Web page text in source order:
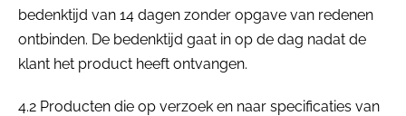
bedenktijd van 14 dagen zonder opgave van redenen
ontbinden. De bedenktijd gaat in op de dag nadat de
klant het product heeft ontvangen.
4.2 Producten die op verzoek en naar specificaties van